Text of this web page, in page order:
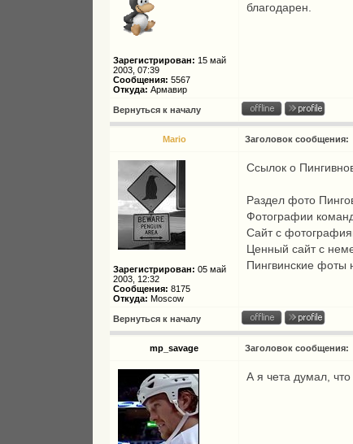
Зарегистрирован: 15 май
2003, 07:39
Сообщения: 5567
Откуда: Армавир
благодарен.
Вернуться к началу
Mario Заголовок сообщения:
Зарегистрирован: 05 май
2003, 12:32
Сообщения: 8175
Откуда: Moscow
Ссылок о
Раздел фото
Фотографии
Сайт с
Ценный сайт с
Пингвинские фоты
Вернуться к началу
mp_savage Заголовок сообщения:
А я чета думал,